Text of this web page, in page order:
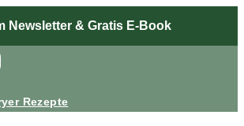
Newsletter & Gratis E-Book
Rezepte